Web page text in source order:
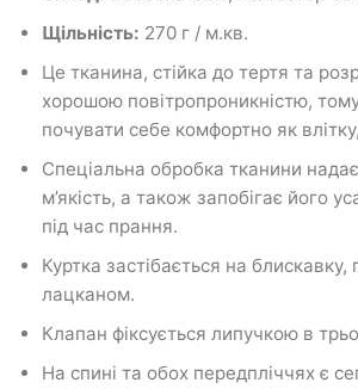
Щільність: 270 г / м.кв.
Це тканина, стійка до тертя та
хорошою повітропроникністю,
почувати себе комфортно як
Спеціальна обробка тканини надає
м’якість, а також запобігає його
під час прання.
Куртка застібається на блискавку,
лацканом.
Клапан фіксується липучкою в
На спині та обох передпліччях є